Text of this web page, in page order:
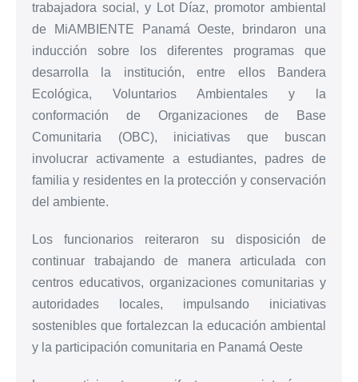
trabajadora social, y Lot Díaz, promotor ambiental
de MiAMBIENTE Panamá Oeste, brindaron una
inducción sobre los diferentes programas que
desarrolla la institución, entre ellos Bandera
Ecológica, Voluntarios Ambientales y la
conformación de Organizaciones de Base
Comunitaria (OBC), iniciativas que buscan
involucrar activamente a estudiantes, padres de
familia y residentes en la protección y conservación
del ambiente.
Los funcionarios reiteraron su disposición de
continuar trabajando de manera articulada con
centros educativos, organizaciones comunitarias y
autoridades locales, impulsando iniciativas
sostenibles que fortalezcan la educación ambiental
y la participación comunitaria en Panamá Oeste